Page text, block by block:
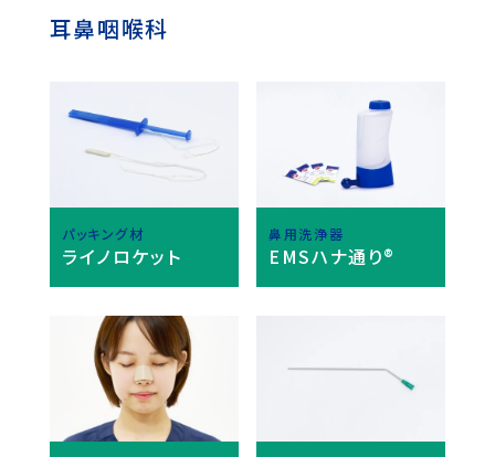
耳鼻咽喉科
パッキング材
ライノロケット
鼻用洗浄器
EMSハナ通り®